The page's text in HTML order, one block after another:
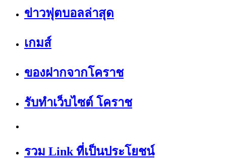
ข่าวฟุตบอลล่าสุด
เกมส์
ของฝากจากโคราช
รับทำเว็บไซต์ โคราช
รวม Link ที่เป็นประโยชน์